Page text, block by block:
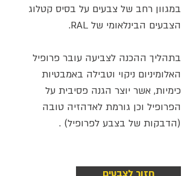
במגוון רחב של צבעים על בסיס קטלוג
הצבעים הבינלאומי של RAL.
בתהליך ההכנה לצביעה עובר פרופיל
האלומיניום ניקוי וטבילה באמבטיות
כימיות, אשר יוצר הגנה פסיבית על
הפרופיל וכן גורמת לאדהזיה טובה
(הדבקות של בצבע לפרופיל) .